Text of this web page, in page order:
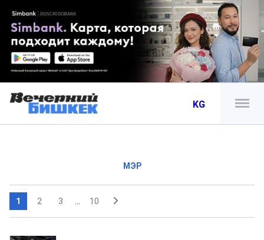
KG
МЭР
1 2 3 10